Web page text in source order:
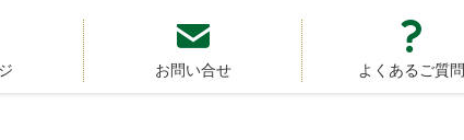
お問い合せ よくあるご質問